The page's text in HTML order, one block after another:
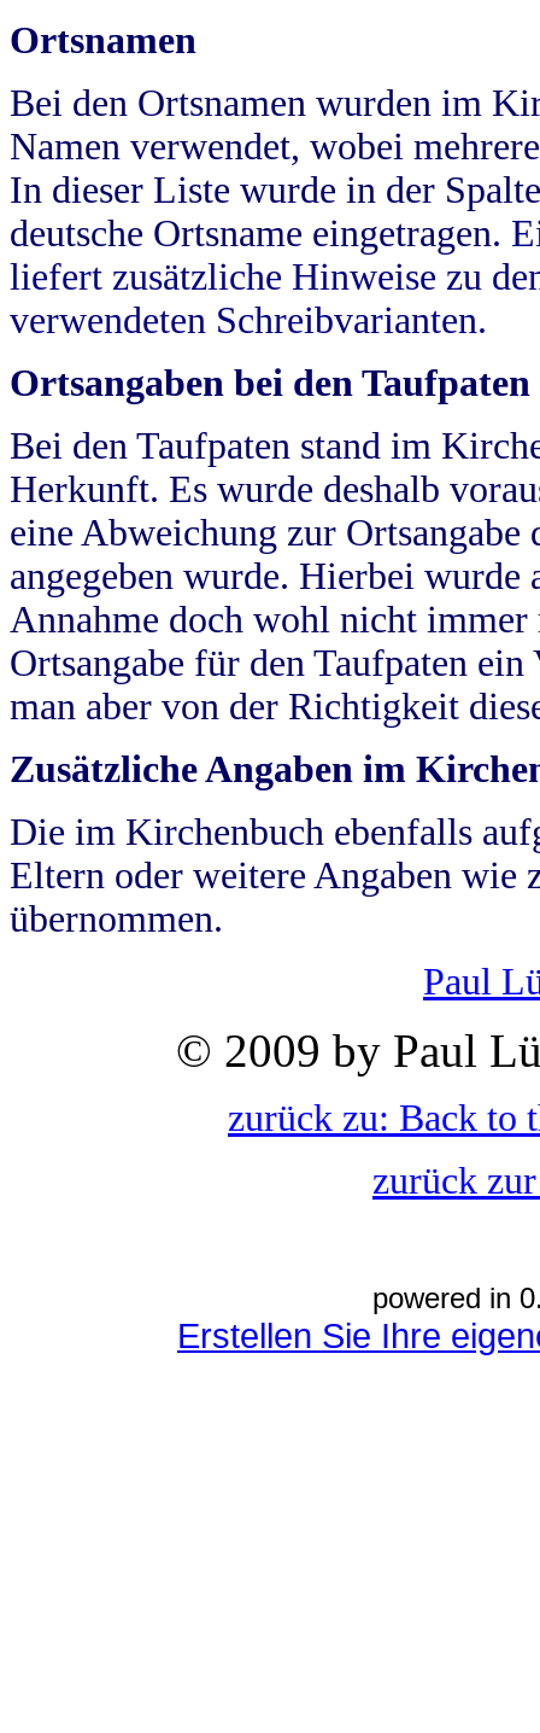
Ortsnamen
Bei den Ortsnamen wurden im
Namen verwendet, wobei
In dieser Liste wurde in der
deutsche Ortsname eingetragen.
liefert zusätzliche Hinweise zu
verwendeten Schreibvarianten.
Ortsangaben bei den Taufpaten
Bei den Taufpaten stand im
Herkunft. Es wurde deshalb
eine Abweichung zur
angegeben wurde. Hierbei wurde
Annahme doch wohl nicht
Ortsangabe für den Taufpaten
man aber von der Richtigkeit
Zusätzliche Angaben im
Die im Kirchenbuch ebenfalls
Eltern oder weitere Angaben wie
übernommen.
Paul
© 2009 by Paul
zurück zu: Back to
zurück
powered in
Erstellen Sie Ihre